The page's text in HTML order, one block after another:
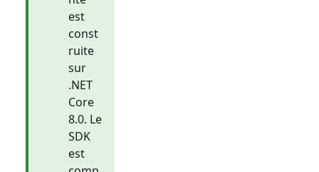
est
const
ruite
sur
.NET
Core
8.0. Le
SDK
est